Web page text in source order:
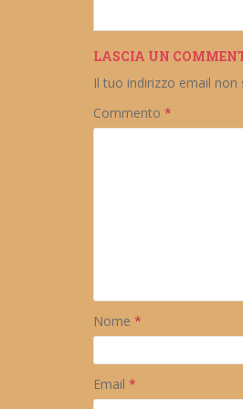
LASCIA UN
Il tuo indirizzo email non
Commento *
Nome *
Email *